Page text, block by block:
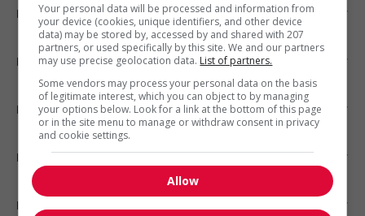
Emplois par ville
Emplois par secteur
Emplois par statut
Emplois par type
Nos suggestions
Your personal data will be processed and information from
your device (cookies, unique identifiers, and other device
data) may be stored by, accessed by and shared with 207
partners, or used specifically by this site. We and our partners
may use precise geolocation data. List of partners.
Some vendors may process your personal data on the basis
of legitimate interest, which you can object to by managing
your options below. Look for a link at the bottom of this page
or in the site menu to manage or withdraw consent in privacy
and cookie settings.
Allow